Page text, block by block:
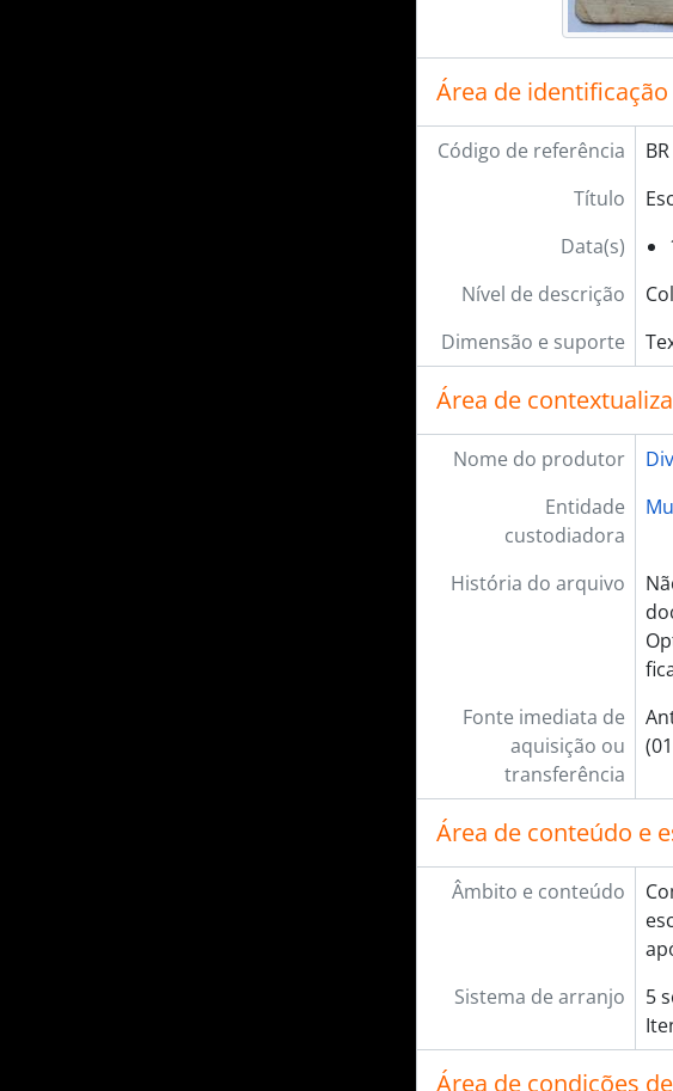
Área de identificação
Código de referência
Título
Data(s)
Nível de descrição
Dimensão e suporte
Área de
Nome do produtor
Entidade
custodiadora
História do arquivo
Fonte imediata de
aquisição ou
transferência
Área de conteúdo e
Âmbito e conteúdo
Sistema de arranjo
5
Área de condições